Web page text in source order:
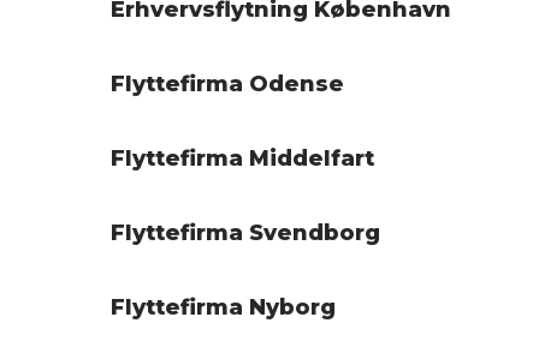
Erhvervsflytning København
Flyttefirma Odense
Flyttefirma Middelfart
Flyttefirma Svendborg
Flyttefirma Nyborg